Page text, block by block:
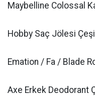
Maybelline Colossal
Hobby Saç Jölesi
Emation / Fa / Blade
Axe Erkek Deodorant